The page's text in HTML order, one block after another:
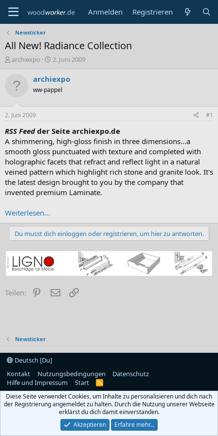
Anmelden Registrieren
Newsticker
All New! Radiance Collection
E
t
l
e
r
archiexpo
E
s
e
a
m
2. Juni 2009
archiexpo
ww-pappel
2. Juni 2009 #1
RSS Feedder Seite archiexpo.de
A shimmering, high-gloss finish in three dimensions...a
smooth gloss punctuated with texture and completed with
holographic facets that refract and reflect light in a natural
veined pattern which highlight rich stone and granite look. It's
the latest design brought to you by the company that
invented premium Laminate.
Weiterlesen...
Du musst dich einloggen oder registrieren, um hier zu antworten.
Teilen: PinterestE-Mail
Newsticker
Deutsch [Du]
Kontakt
Nutzungsbedingungen
Datenschutz
Hilfe und Impressum
Start
R
S
Diese Seite verwendet Cookies, um Inhalte zu personalisieren und dich nach
der Registrierung angemeldet zu halten. Durch die Nutzung unserer Webseite
erklärst du dich damit einverstanden.
Akzeptieren
Erfahre mehr…